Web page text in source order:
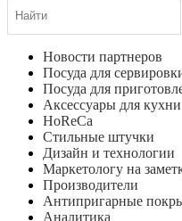
Новости партнеров
Посуда для
Посуда для
Аксессуары для кухни
HoReCa
Стильные штучки
Дизайн и технологии
Маркетологу на
Производители
Антипригарные
Аналитика